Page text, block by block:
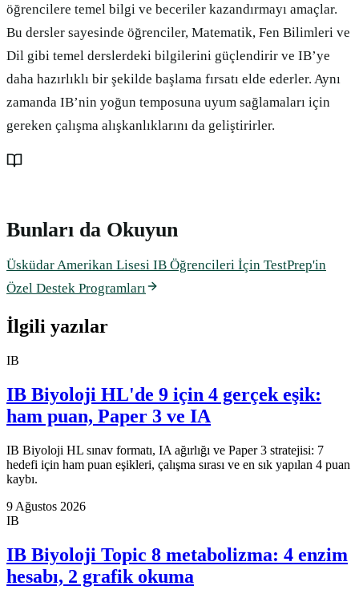
öğrencilere temel bilgi ve beceriler kazandırmayı amaçlar.
Bu dersler sayesinde öğrenciler, Matematik, Fen Bilimleri ve
Dil gibi temel derslerdeki bilgilerini güçlendirir ve IB’ye
daha hazırlıklı bir şekilde başlama fırsatı elde ederler. Aynı
zamanda IB’nin yoğun temposuna uyum sağlamaları için
gereken çalışma alışkanlıklarını da geliştirirler.
Bunları da Okuyun
Üsküdar Amerikan Lisesi IB Öğrencileri İçin TestPrep'in
Özel Destek Programları
İlgili yazılar
IB
IB Biyoloji HL'de 9 için 4 gerçek eşik:
ham puan, Paper 3 ve IA
IB Biyoloji HL sınav formatı, IA ağırlığı ve Paper 3 stratejisi: 7
hedefi için ham puan eşikleri, çalışma sırası ve en sık yapılan 4 puan
kaybı.
9 Ağustos 2026
IB
IB Biyoloji Topic 8 metabolizma: 4 enzim
hesabı, 2 grafik okuma